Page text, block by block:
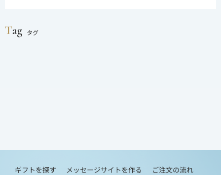
タグ
ギフトを探す メッセージサイトを作る ご注文の流れ